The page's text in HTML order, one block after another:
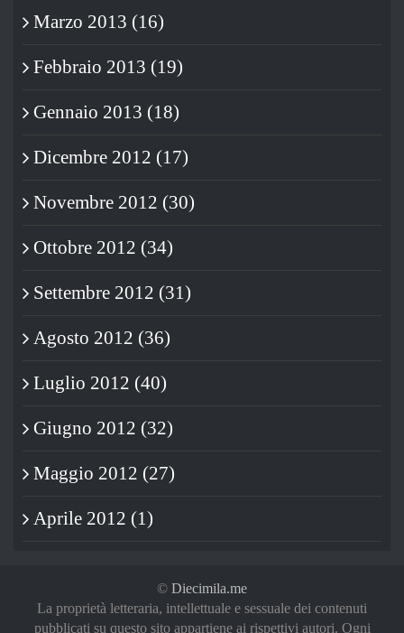
Marzo 2013 (16)
Febbraio 2013 (19)
Gennaio 2013 (18)
Dicembre 2012 (17)
Novembre 2012 (30)
Ottobre 2012 (34)
Settembre 2012 (31)
Agosto 2012 (36)
Luglio 2012 (40)
Giugno 2012 (32)
Maggio 2012 (27)
Aprile 2012 (1)
© Diecimila.me
La proprietà letteraria, intellettuale e sessuale dei contenuti
pubblicati su questo sito appartiene ai rispettivi autori. Ogni